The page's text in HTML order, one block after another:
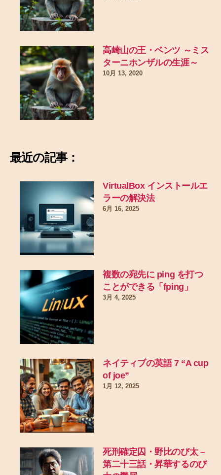
高崎山の王・ベンツ ～ミス
ターニホンザルの生涯～
10月 13, 2020
最近の記事：
VirtualBox インストールエ
ラーの解決法
6月 16, 2025
複数の宛先に ping を打つ
ことができる「fping」
3月 4, 2025
ネイティブの英語 7 “A cup
of joe”
1月 12, 2025
死刑確定囚・野比のび太 –
第二十三話・昇華するのび